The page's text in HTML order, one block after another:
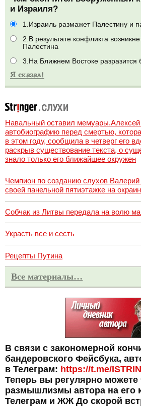
и Израиля?
1.Израиль размажет Палестину и
2.В результате конфликта
Палестина
3.На Ближнем Востоке разразится
Навальный оставил
автобиографию перед смертью,
в этом году, сообщила в четверг его
раскрыв существование текста, о
знало только его ближайшее окружен
Чемпион по созданию слухов
своей панельной пятиэтажке на
Собчак из Литвы передала на волю
Украсть все и сесть
Рецепты Путина
Все материалы…
В связи с закономерной
бандеровского Фейсбука,
в Телеграм: https://t.me/
Теперь вы регулярно можете
размышлизмы автора на его
Телеграм и ЖЖ До скорой